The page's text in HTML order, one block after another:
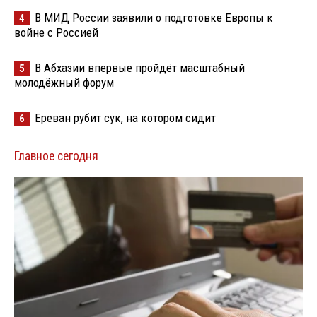
4
В МИД России заявили о подготовке Европы к
войне с Россией
5
В Абхазии впервые пройдёт масштабный
молодёжный форум
6 Ереван рубит сук, на котором сидит
Главное сегодня